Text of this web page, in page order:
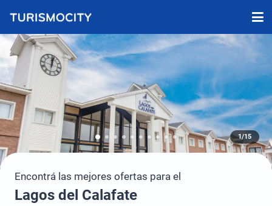
1/15
Encontrá las mejores ofertas para el
Lagos del Calafate